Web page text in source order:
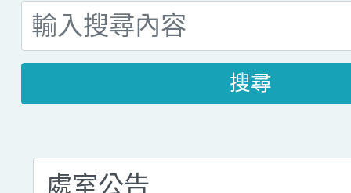
搜尋